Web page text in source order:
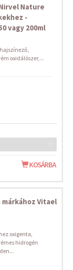
Nature
-
vagy 200ml
oxidálószer,...
KOSÁRBA
Vitael
oxigenta,
hidrogén